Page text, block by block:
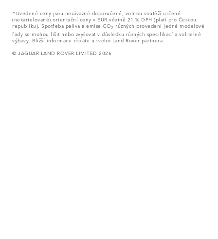
^Uvedené ceny jsou nezávazné doporučené, volnou soutěží určené
(nekartelované) orientační ceny v EUR včetně 21 % DPH (platí pro Českou
republiku). Spotřeba paliva a emise CO2 různých provedení jedné modelové
řady se mohou lišit nebo zvyšovat v důsledku různých specifikací a volitelné
výbavy. Bližší informace získáte u svého Land Rover partnera.
© JAGUAR LAND ROVER LIMITED 2026